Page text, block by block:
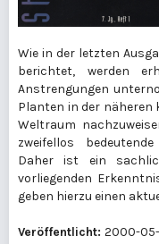
Wie in der letzten
berichtet, werden
Anstrengungen
Planten in der näheren
Weltraum
zweifellos bedeutende
Daher ist ein
vorliegenden
geben hierzu einen
Veröffentlicht: 2000-05-